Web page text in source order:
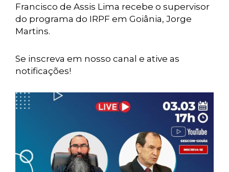
Francisco de Assis Lima recebe o supervisor
do programa do IRPF em Goiânia, Jorge
Martins.
Se inscreva em nosso canal e ative as
notificações!